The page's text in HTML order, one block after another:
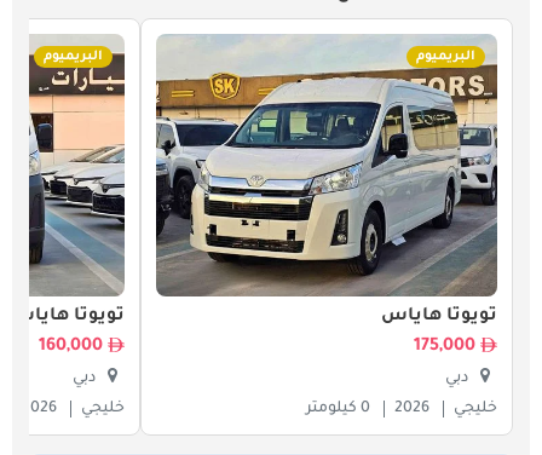
البريميوم
تويوتا هاياس
175,000
دبي
خليجي
2026 0 كيلومتر
البريميوم
تويوتا هاياس
160,000
دبي
خليجي
2026